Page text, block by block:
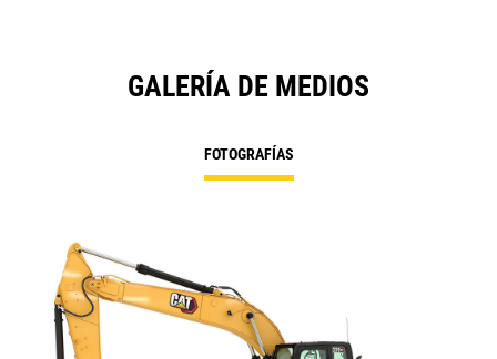
GALERÍA DE MEDIOS
FOTOGRAFÍAS